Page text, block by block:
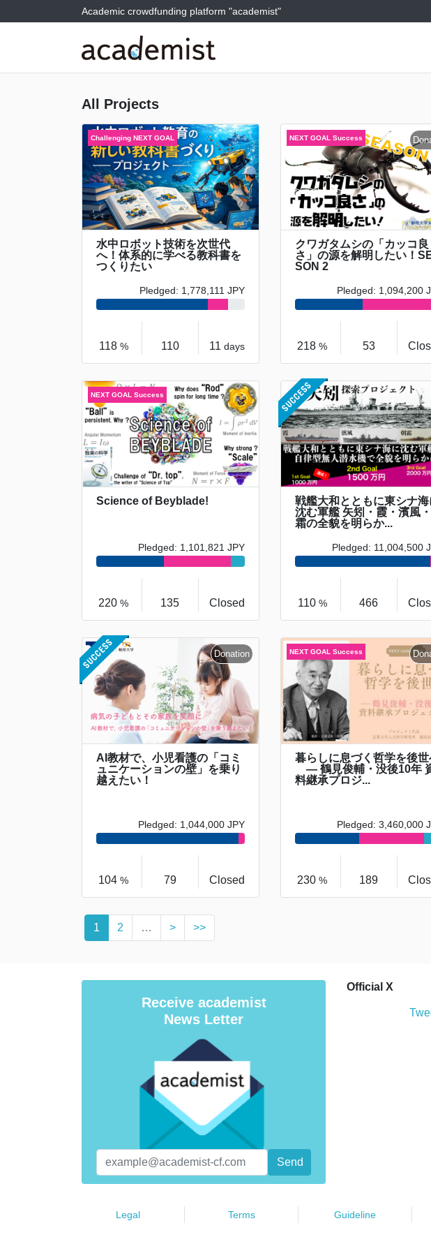
Academic crowdfunding platform "academist"
All Projects
水中ロボット技術を次世代
へ！体系的に学べる教科書を
つくりたい
Pledged: 1,778,111 JPY
118 % 110 11 days
クワガタムシの「カッコ良
さ」の源を解明したい！
SON 2
Pledged: 1,094,200
218% 53
Science of Beyblade!
Pledged: 1,101,821 JPY
220% 135 Closed
戦艦大和とともに東シナ海
沈む軍艦 矢矧・霞・濱風
霜の全貌を明らか...
Pledged: 11,004,500
110 % 466
AI教材で、小児看護の「コミ
ュニケーションの壁」を乗り
越えたい！
Pledged: 1,044,000 JPY
104% 79 Closed
暮らしに息づく哲学を後世
― 鶴見俊輔・没後10年
料継承プロジ...
Pledged: 3,460,000
230% 189
1 2 … > >>
Receive academist
News Letter
Official X
Legal Terms Guideline